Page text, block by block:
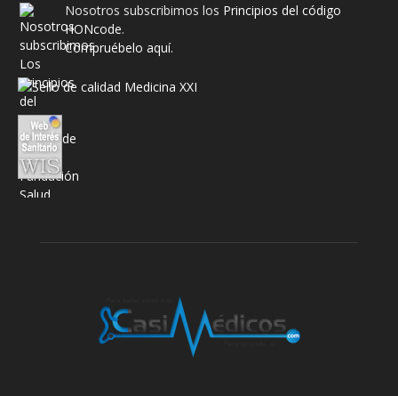
Nosotros subscribimos los Principios del código
HONcode.
Compruébelo aquí.